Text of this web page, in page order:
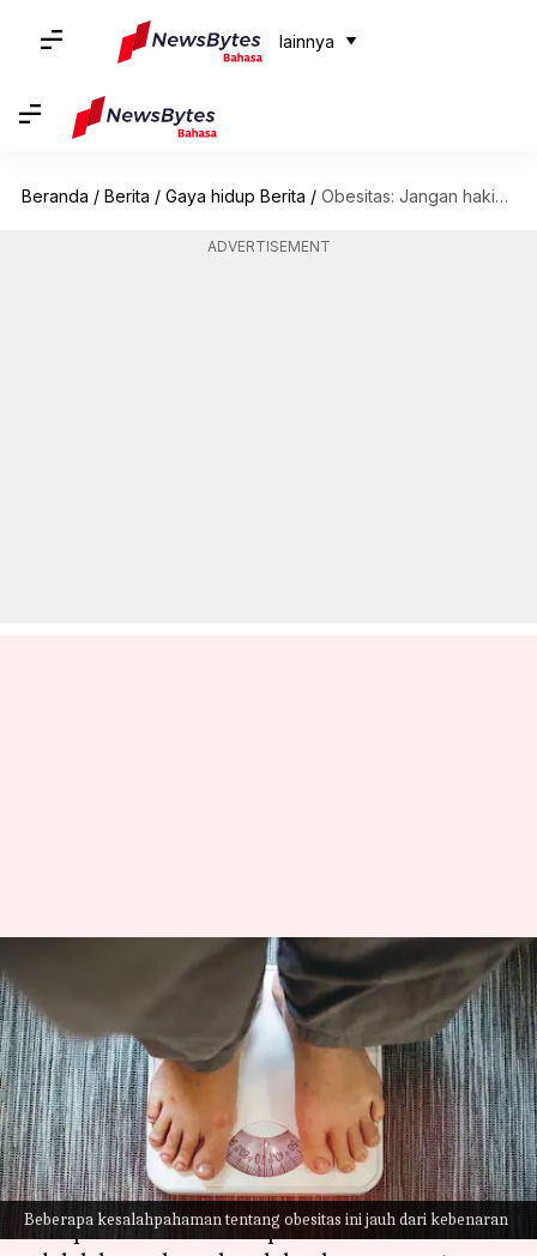
lainnya
Beranda / Berita / Gaya hidup Berita / Obesitas: Jangan hakimi orang yang kelebihan berat dengan mitos-mitos ini
ADVERTISEMENT
Beberapa kesalahpahaman tentang obesitas ini jauh dari kebenaran
Obesitas: Jangan hakimi orang
yang kelebihan berat dengan
mitos-mitos ini
menulis Taufiq Al Jufri
Apa ceritanya
Walaupun obesitas mengancam jiwa, yang
memperburuk keadaan penderita obesitas